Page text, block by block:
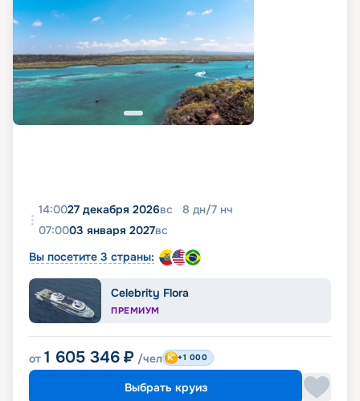
14:0027 декабря 2026вс 8 дн/7 нч
07:0003 января 2027вс
Вы посетите 3 страны:
Celebrity Flora
ПРЕМИУМ
от 1 605 346 ₽ /чел +1 000
Выбрать круиз